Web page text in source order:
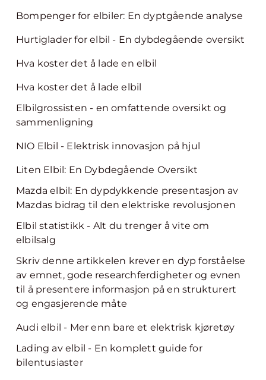
Bompenger for elbiler: En dyptgående analyse
Hurtiglader for elbil - En dybdegående oversikt
Hva koster det å lade en elbil
Hva koster det å lade elbil
Elbilgrossisten - en omfattende oversikt og
sammenligning
NIO Elbil - Elektrisk innovasjon på hjul
Liten Elbil: En Dybdegående Oversikt
Mazda elbil: En dypdykkende presentasjon av
Mazdas bidrag til den elektriske revolusjonen
Elbil statistikk - Alt du trenger å vite om
elbilsalg
Skriv denne artikkelen krever en dyp forståelse
av emnet, gode researchferdigheter og evnen
til å presentere informasjon på en strukturert
og engasjerende måte
Audi elbil - Mer enn bare et elektrisk kjøretøy
Lading av elbil - En komplett guide for
bilentusiaster